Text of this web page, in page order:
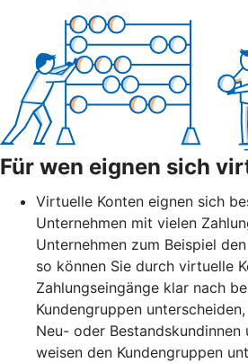
Für wen eignen sich
Virtuelle Konten eignen sich
Unternehmen mit vielen
Unternehmen zum Beispiel
so können Sie durch virtuelle
Zahlungseingänge klar nach
Kundengruppen
Neu- oder Bestandskundinnen
weisen den Kundengruppen